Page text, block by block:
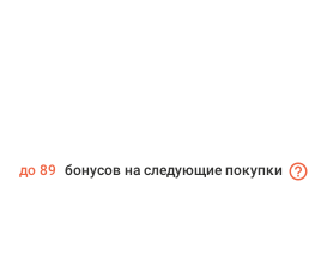
до 89 бонусов на следующие покупки